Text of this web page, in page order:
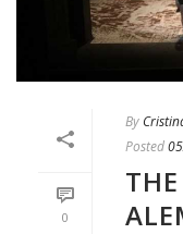
0
By
Posted